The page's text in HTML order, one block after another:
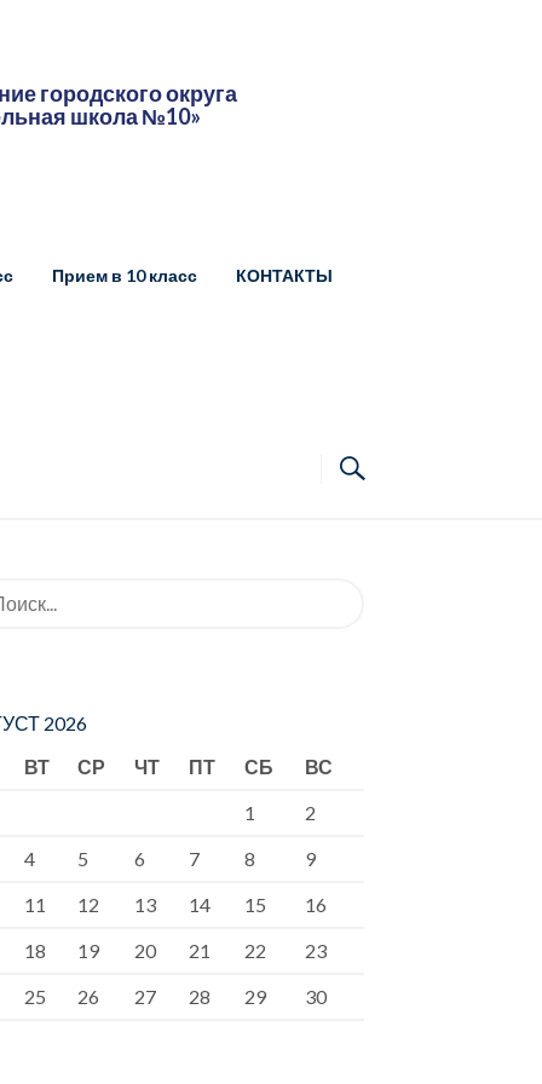
городского округа
школа №10»
Прием в 10 класс КОНТАКТЫ
2026
ВТ
СР ЧТ ПТ СБ
ВС
1
2
4
5 6 7 8
9
11
12 13 14 15
16
18
19 20 21 22
23
25
26 27 28 29 30